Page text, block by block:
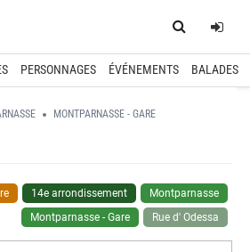
PERSONNAGES ÉVÉNEMENTS BALADES
MONTPARNASSE - GARE
14e arrondissement
Montparnasse
Montparnasse - Gare
Rue d' Odessa